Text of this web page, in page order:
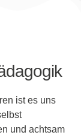
ist es uns
und achtsam